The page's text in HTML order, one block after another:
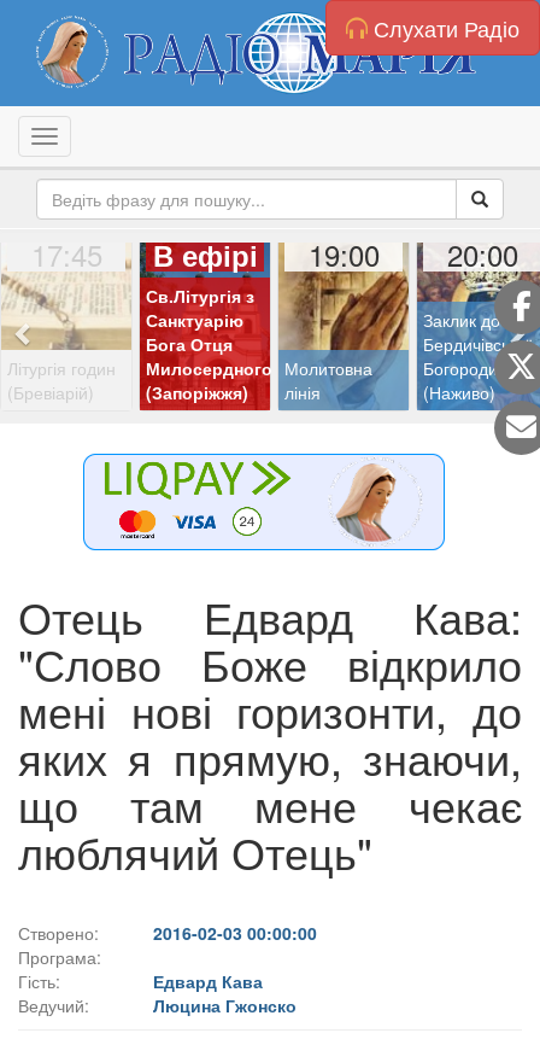
Слухати Радіо
Toggle navigation
17:45
Літургія годин
(Бревіарій)
В ефірі
Св.Літургія з
Санктуарію
Бога Отця
Милосердного
(Запоріжжя)
19:00
Молитовна
лінія
20:00
Заклик до
Бердичівської
Богородиці
(Наживо)
Отець Едвард Кава:
"Слово Боже відкрило
мені нові горизонти, до
яких я прямую, знаючи,
що там мене чекає
люблячий Отець"
Створено:
2016-02-03 00:00:00
Програма:
Гість:
Едвард Кава
Ведучий:
Люцина Гжонско